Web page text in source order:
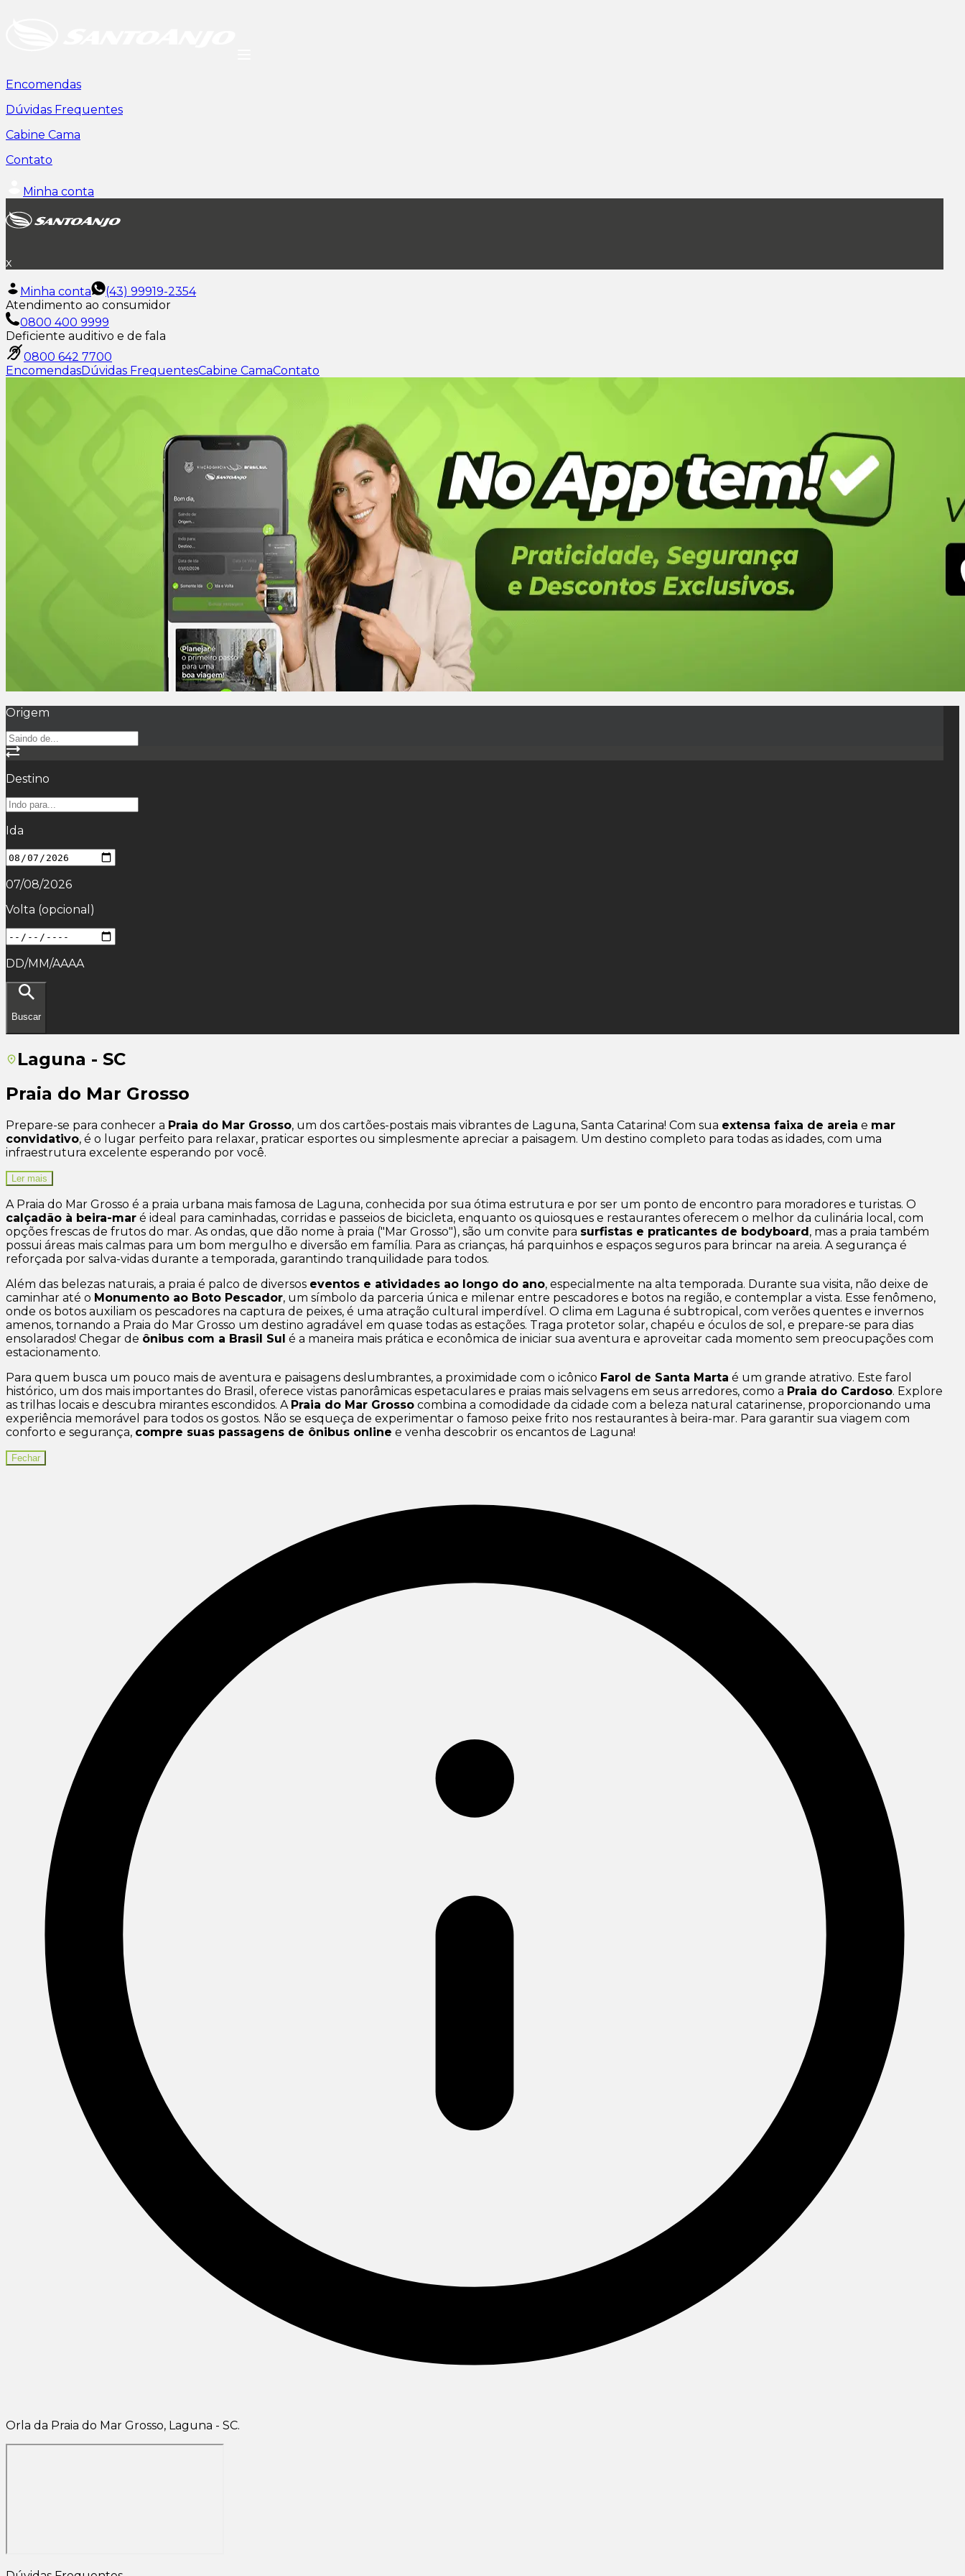
Encomendas
Dúvidas Frequentes
Cabine Cama
Contato
Minha conta
x
Minha conta
(43) 99919-2354
Atendimento ao consumidor
0800 400 9999
Deficiente auditivo e de fala
0800 642 7700
EncomendasDúvidas FrequentesCabine CamaContato
Origem
Destino
Ida
07/08/2026
Volta (opcional)
DD/MM/AAAA
Buscar
Laguna - SC
Praia do Mar Grosso
Prepare-se para conhecer a Praia do Mar Grosso, um dos cartões-postais mais vibrantes de Laguna, Santa Catarina! Com sua extensa faixa de areia e mar
convidativo, é o lugar perfeito para relaxar, praticar esportes ou simplesmente apreciar a paisagem. Um destino completo para todas as idades, com uma
infraestrutura excelente esperando por você.
Ler mais
A Praia do Mar Grosso é a praia urbana mais famosa de Laguna, conhecida por sua ótima estrutura e por ser um ponto de encontro para moradores e turistas. O
calçadão à beira-mar é ideal para caminhadas, corridas e passeios de bicicleta, enquanto os quiosques e restaurantes oferecem o melhor da culinária local, com
opções frescas de frutos do mar. As ondas, que dão nome à praia ("Mar Grosso"), são um convite para surfistas e praticantes de bodyboard , mas a praia também
possui áreas mais calmas para um bom mergulho e diversão em família. Para as crianças, há parquinhos e espaços seguros para brincar na areia. A segurança é
reforçada por salva-vidas durante a temporada, garantindo tranquilidade para todos.
Além das belezas naturais, a praia é palco de diversos eventos e atividades ao longo do ano, especialmente na alta temporada. Durante sua visita, não deixe de
caminhar até o Monumento ao Boto Pescador, um símbolo da parceria única e milenar entre pescadores e botos na região, e contemplar a vista. Esse fenômeno,
onde os botos auxiliam os pescadores na captura de peixes, é uma atração cultural imperdível. O clima em Laguna é subtropical, com verões quentes e invernos
amenos, tornando a Praia do Mar Grosso um destino agradável em quase todas as estações. Traga protetor solar, chapéu e óculos de sol, e prepare-se para dias
ensolarados! Chegar de ônibus com a Brasil Sul é a maneira mais prática e econômica de iniciar sua aventura e aproveitar cada momento sem preocupações com
estacionamento.
Para quem busca um pouco mais de aventura e paisagens deslumbrantes, a proximidade com o icônico Farol de Santa Marta é um grande atrativo. Este farol
histórico, um dos mais importantes do Brasil, oferece vistas panorâmicas espetaculares e praias mais selvagens em seus arredores, como a Praia do Cardoso. Explore
as trilhas locais e descubra mirantes escondidos. A Praia do Mar Grosso combina a comodidade da cidade com a beleza natural catarinense, proporcionando uma
experiência memorável para todos os gostos. Não se esqueça de experimentar o famoso peixe frito nos restaurantes à beira-mar. Para garantir sua viagem com
conforto e segurança, compre suas passagens de ônibus online e venha descobrir os encantos de Laguna!
Fechar
Orla da Praia do Mar Grosso, Laguna - SC.